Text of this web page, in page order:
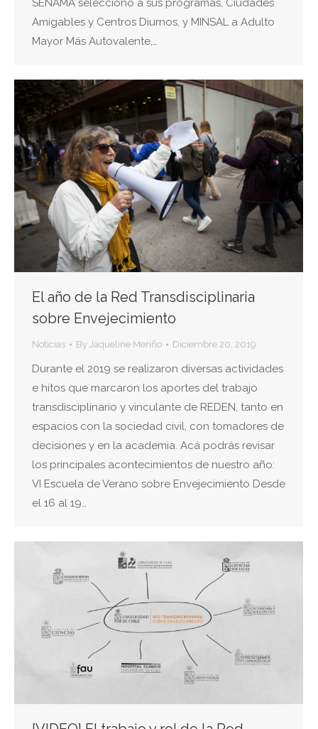
SENAMA seleccionó a sus programas, Ciudades
Amigables y Centros Diurnos, y MINSAL a Adulto
Mayor Más Autovalente,…
El año de la Red Transdisciplinaria
sobre Envejecimiento
Noticias By Jaqueline Meriño Diciembre 20, 2019
Durante el 2019 se realizaron diversas actividades
e hitos que marcaron los aportes del trabajo
transdisciplinario y vinculante de REDEN, tanto en
espacios con la sociedad civil, con tomadores de
decisiones y en la academia. Acá podrás revisar
los principales acontecimientos de nuestro año:
VI Escuela de Verano sobre Envejecimiento Desde
el 16 al 19…